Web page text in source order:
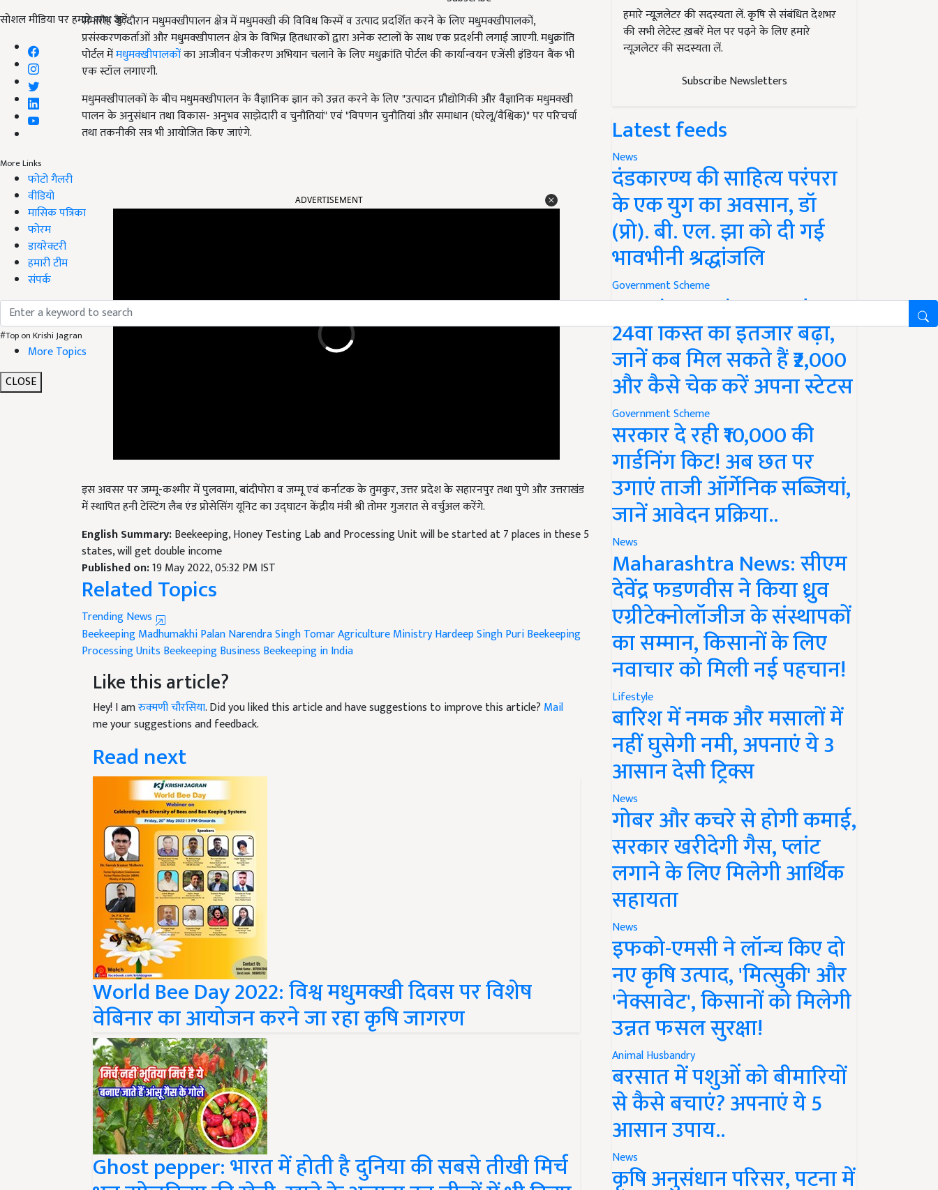
सोशल मीडिया पर हमारे साथ जुड़ें:
More Links
फोटो गैलरी
वीडियो
मासिक पत्रिका
फोरम
डायरेक्टरी
हमारी टीम
संपर्क
#Top on Krishi Jagran
More Topics
CLOSE
समारोह के दौरान मधुमक्खीपालन क्षेत्र में मधुमक्खी की विविध किस्में व उत्पाद प्रदर्शित करने के लिए मधुमक्खीपालकों,
प्रसंस्करणकर्ताओं और मधुमक्खीपालन क्षेत्र के विभिन्न हितधारकों द्वारा अनेक स्टालों के साथ एक प्रदर्शनी लगाई जाएगी. मधुक्रांति
पोर्टल मेंमधुमक्खीपालकोंका आजीवन पंजीकरण अभियान चलाने के लिए मधुक्रांति पोर्टल की कार्यान्वयन एजेंसी इंडियन बैंक भी
एक स्टॉल लगाएगी.
मधुमक्खीपालकों के बीच मधुमक्खीपालन के वैज्ञानिक ज्ञान को उन्नत करने के लिए "उत्पादन प्रौद्योगिकी और वैज्ञानिक मधुमक्खी
पालन के अनुसंधान तथा विकास- अनुभव साझेदारी व चुनौतियां" एवं "विपणन चुनौतियां और समाधान (घरेलू/वैश्विक)" पर परिचर्चा
तथा तकनीकी सत्र भी आयोजित किए जाएंगे.
में स्थापित हनी टेस्टिंग लैब एंड प्रोसेसिंग यूनिट का उद्घाटन केंद्रीय मंत्री श्री तोमर गुजरात से वर्चुअल करेंगे.
Beekeeping, Honey Testing Lab and Processing Unit will be started at 7 places in these 5
states, will get double income
Published on:19 May 2022, 05:32 PM IST
Related Topics
Trending News
BeekeepingMadhumakhi Palan
Processing UnitsBeekeeping BusinessBeekeeping in India
Like this article?
Hey! I amरुक्मणी चौरसिया. Did you liked this article and have suggestions to improve this article?
me your suggestions and feedback.
Read next
World Bee Day 2022: विश्व मधुमक्खी दिवस पर विशेष
वेबिनार का आयोजन करने जा रहा कृषि जागरण
Ghost pepper: भारत में होती है दुनिया की सबसे तीखी मिर्च
भूत झोलकिया की खेती, खाने के अलावा इन चीजों में भी किया
हमारे न्यूज़लेटर की सदस्यता लें. कृषि से संबंधित देशभर
की सभी लेटेस्ट ख़बरें मेल पर पढ़ने के लिए हमारे
न्यूज़लेटर की सदस्यता लें.
Subscribe Newsletters
Latest feeds
News
दंडकारण्य की साहित्य परंपरा
के एक युग का अवसान, डॉ
(प्रो). बी. एल. झा को दी गई
भावभीनी श्रद्धांजलि
Government Scheme
PM Kisan Yojana Update:
24वीं किस्त का इंतजार बढ़ा,
जानें कब मिल सकते हैं ₹2,000
और कैसे चेक करें अपना स्टेटस
Government Scheme
सरकार दे रही ₹10,000 की
गार्डनिंग किट! अब छत पर
उगाएं ताजी ऑर्गेनिक सब्जियां,
जानें आवेदन प्रक्रिया..
News
Maharashtra News: सीएम
देवेंद्र फडणवीस ने किया ध्रुव
एग्रीटेक्नोलॉजीज के संस्थापकों
का सम्मान, किसानों के लिए
नवाचार को मिली नई पहचान!
Lifestyle
बारिश में नमक और मसालों में
नहीं घुसेगी नमी, अपनाएं ये 3
आसान देसी ट्रिक्स
News
गोबर और कचरे से होगी कमाई,
सरकार खरीदेगी गैस, प्लांट
लगाने के लिए मिलेगी आर्थिक
सहायता
News
इफको-एमसी ने लॉन्च किए दो
नए कृषि उत्पाद, 'मित्सुकी' और
'नेक्सावेट', किसानों को मिलेगी
उन्नत फसल सुरक्षा!
Animal Husbandry
बरसात में पशुओं को बीमारियों
से कैसे बचाएं? अपनाएं ये 5
आसान उपाय..
News
कृषि अनुसंधान परिसर, पटना में